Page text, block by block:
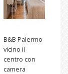
B&B Palermo
vicino il
centro con
camera